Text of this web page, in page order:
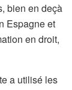
bien en deçà
Espagne et
en droit,
a utilisé les